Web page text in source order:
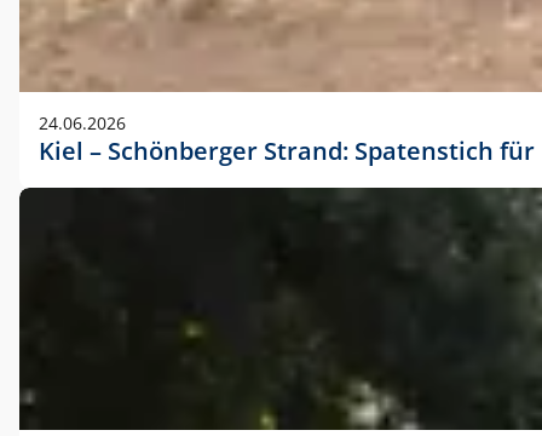
24.06.2026
Kiel – Schönberger Strand: Spatenstich